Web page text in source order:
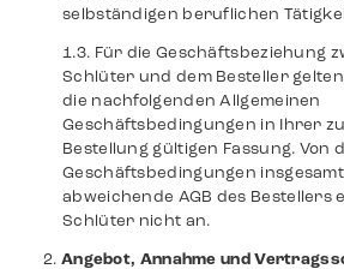
selbständigen beruflichen
Für die Geschäftsbeziehung
Schlüter und dem Besteller
die nachfolgenden Allgemeinen
Geschäftsbedingungen in Ihrer
Bestellung gültigen Fassung. Von
Geschäftsbedingungen
abweichende AGB des Bestellers
Schlüter nicht an.
Angebot, Annahme und